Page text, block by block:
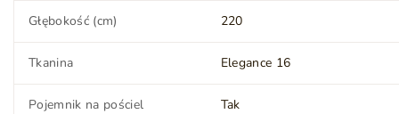
Głębokość (cm) 220
Tkanina Elegance 16
Pojemnik na pościel Tak